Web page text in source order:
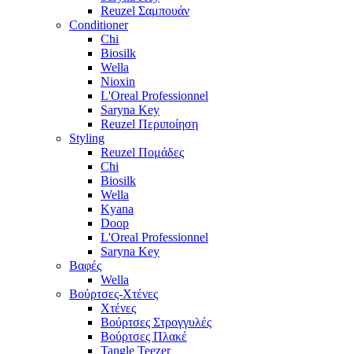
Reuzel Σαμπουάν
Conditioner
Chi
Biosilk
Wella
Nioxin
L'Oreal Professionnel
Saryna Key
Reuzel Περιποίηση
Styling
Reuzel Πομάδες
Chi
Biosilk
Wella
Kyana
Doop
L'Oreal Professionnel
Saryna Key
Βαφές
Wella
Βούρτσες-Χτένες
Χτένες
Βούρτσες Στρογγυλές
Βούρτσες Πλακέ
Tangle Teezer